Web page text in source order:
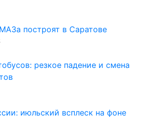
построят в Саратове
резкое падение и смена
июльский всплеск на фоне